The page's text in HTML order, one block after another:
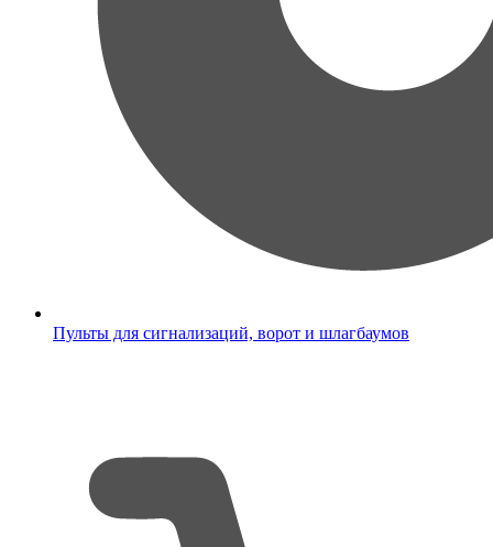
Пульты для сигнализаций, ворот и шлагбаумов